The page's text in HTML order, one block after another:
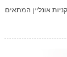
אונליין המתאים